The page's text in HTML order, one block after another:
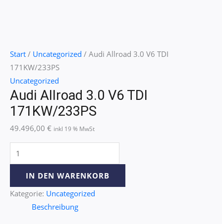
Start / Uncategorized / Audi Allroad 3.0 V6 TDI
171KW/233PS
Uncategorized
Audi Allroad 3.0 V6 TDI
171KW/233PS
49.496,00 € inkl 19 % MwSt
IN DEN WARENKORB
Kategorie: Uncategorized
Beschreibung